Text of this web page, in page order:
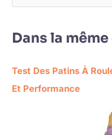
Dans la
Test Des Patins À
Et Performance